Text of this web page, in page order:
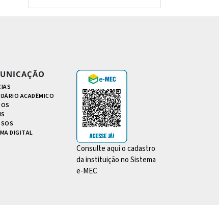
ACADÊMICO
DIGITAL
Consulte aqui o cadastro
da instituição no Sistema
e-MEC